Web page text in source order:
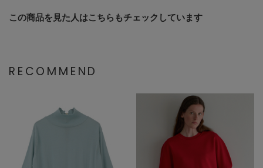
この商品を見た人はこちらもチェックしています
RECOMMEND